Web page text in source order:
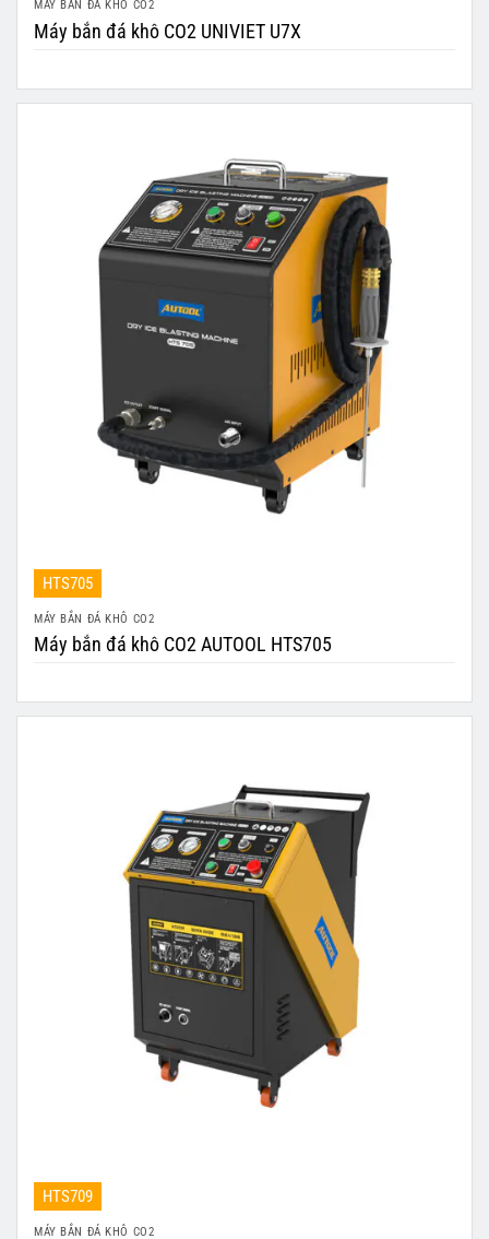
MÁY BẮN ĐÁ KHÔ CO2
Máy bắn đá khô CO2 UNIVIET U7X
HTS705
MÁY BẮN ĐÁ KHÔ CO2
Máy bắn đá khô CO2 AUTOOL HTS705
HTS709
MÁY BẮN ĐÁ KHÔ CO2